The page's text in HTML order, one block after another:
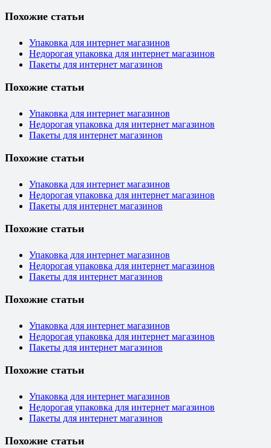
Похожие статьи
Упаковка для интернет магазинов
Недорогая упаковка для интернет магазинов
Пакеты для интернет магазинов
Похожие статьи
Упаковка для интернет магазинов
Недорогая упаковка для интернет магазинов
Пакеты для интернет магазинов
Похожие статьи
Упаковка для интернет магазинов
Недорогая упаковка для интернет магазинов
Пакеты для интернет магазинов
Похожие статьи
Упаковка для интернет магазинов
Недорогая упаковка для интернет магазинов
Пакеты для интернет магазинов
Похожие статьи
Упаковка для интернет магазинов
Недорогая упаковка для интернет магазинов
Пакеты для интернет магазинов
Похожие статьи
Упаковка для интернет магазинов
Недорогая упаковка для интернет магазинов
Пакеты для интернет магазинов
Похожие статьи